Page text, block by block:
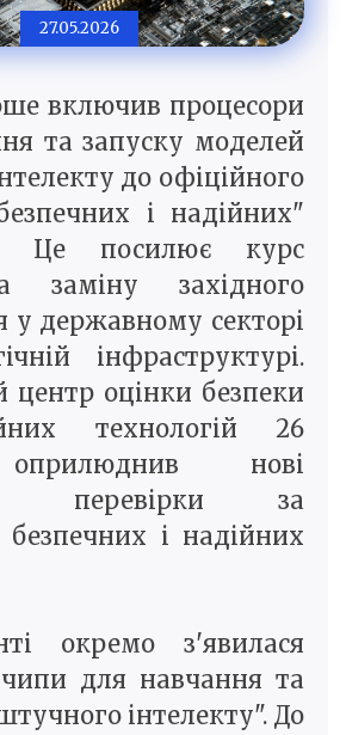
27.05.2026
включив процесори
та запуску моделей
до офіційного
і надійних"
Це посилює курс
заміну західного
у державному секторі
інфраструктурі.
центр оцінки безпеки
технологій 26
нові
перевірки за
і надійних
окремо з'явилася
для навчання та
інтелекту". До